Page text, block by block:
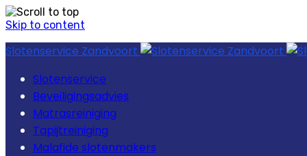
Skip to content
Slotenservice Zandvoort
Slotenservice
Beveiligingsadvies
Matrasreiniging
Tapijtreiniging
Malafide slotenmakers